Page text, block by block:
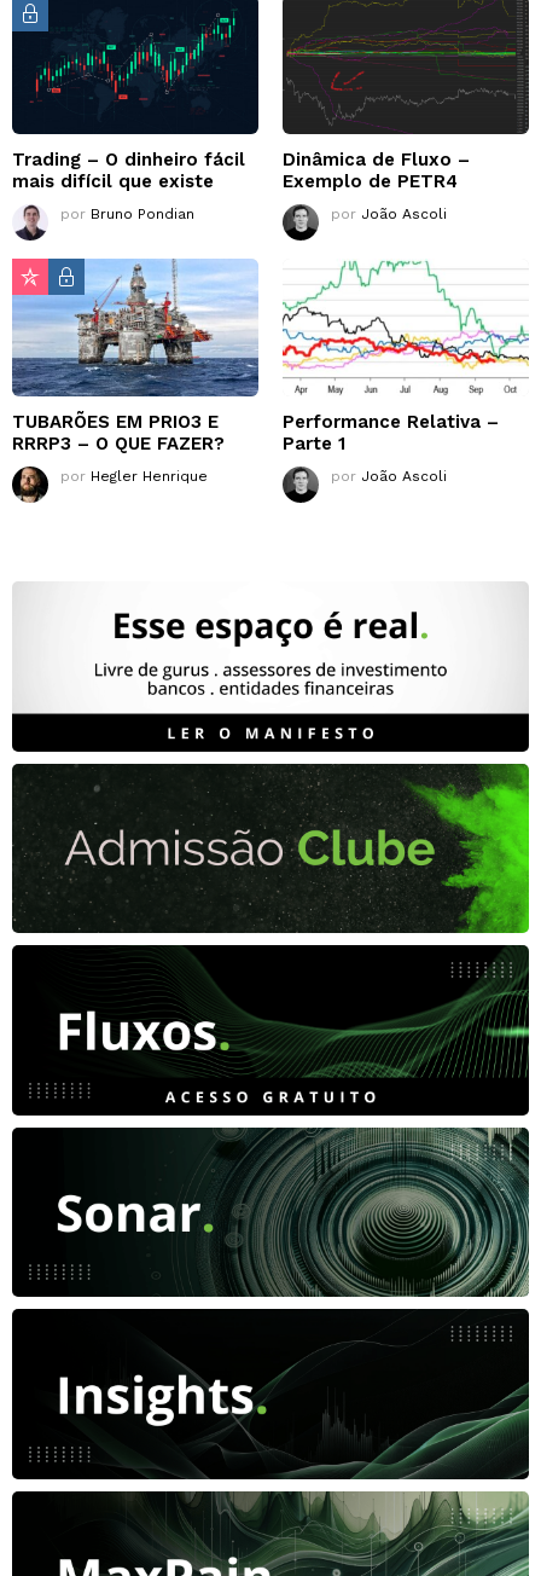
Trading – O dinheiro fácil
mais difícil que existe
por Bruno Pondian
Dinâmica de Fluxo –
Exemplo de PETR4
por João Ascoli
TUBARÕES EM PRIO3 E
RRRP3 – O QUE FAZER?
por Hegler Henrique
Performance Relativa –
Parte 1
por João Ascoli